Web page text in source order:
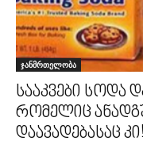
ჯანმრთელობა
სააკვები სოდა
რომელიც
დაავადებასაც კი!